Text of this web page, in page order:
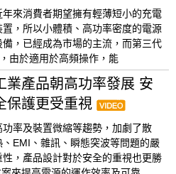
年來消費者期望擁有輕薄短小的充電
置，所以小體積、高功率密度的電源
備，已經成為市場的主流，而第三代
由於適用於高頻操作，能
業產品朝高功率發展 安
保護更受重視
功率及裝置微縮等趨勢，加劇了散
、EMI、雜訊、瞬態突波等問題的嚴
性，產品設計對於安全的重視也更勝